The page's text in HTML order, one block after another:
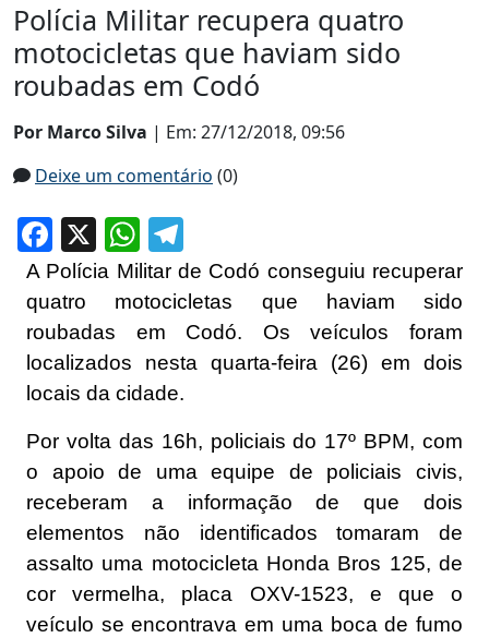
Polícia Militar recupera quatro
motocicletas que haviam sido
roubadas em Codó
Por Marco Silva | Em: 27/12/2018, 09:56
Deixe um comentário (0)
Facebook
X WhatsApp
A Polícia Militar de Codó conseguiu recuperar
quatro motocicletas que haviam sido
roubadas em Codó. Os veículos foram
localizados nesta quarta-feira (26) em dois
locais da cidade.
Por volta das 16h, policiais do 17º BPM, com
o apoio de uma equipe de policiais civis,
receberam a informação de que dois
elementos não identificados tomaram de
assalto uma motocicleta Honda Bros 125, de
cor vermelha, placa OXV-1523, e que o
veículo se encontrava em uma boca de fumo